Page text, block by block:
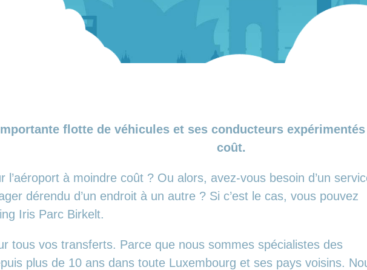
flotte de véhicules et ses conducteurs
coût.
l’aéroport à moindre coût ? Ou alors, avez-vous besoin d’un
dérendu d’un endroit à un autre ? Si c’est le cas, vous pouvez
Iris Parc Birkelt.
tous vos transferts. Parce que nous sommes spécialistes des
plus de 10 ans dans toute Luxembourg et ses pays voisins.